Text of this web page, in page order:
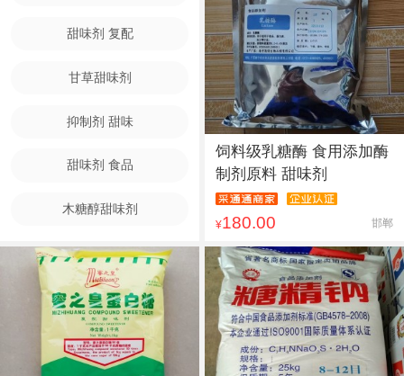
甜味剂 复配
甘草甜味剂
抑制剂 甜味
甜味剂 食品
木糖醇甜味剂
饲料级乳糖酶 食用添加酶
制剂原料 甜味剂
¥180.00 邯郸